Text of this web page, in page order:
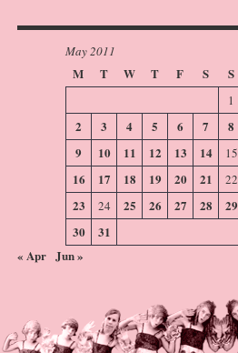
May 2011
M T W T F S S
1
2 3 4 5 6 7
8
9
10 11 12 13 14 15
16 17 18 19 20 21 22
23 24 25 26 27 28
29
30
31
« Apr Jun »